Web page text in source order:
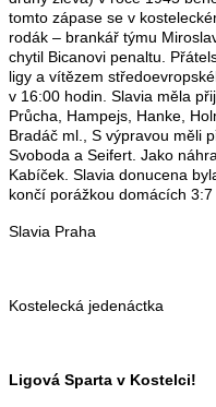
tomto zápase se v
rodák – brankář týmu
chytil Bicanovi penaltu.
ligy a vítězem
v 16:00 hodin. Slavia měla
Průcha, Hampejs, Hanke,
Bradáč ml., S výpravou měli
Svoboda a Seifert. Jako
Kabíček. Slavia donucena
končí porážkou domácích 3:7
Slavia Praha
Kostelecká jedenáctka
Ligová Sparta v Kostelci!